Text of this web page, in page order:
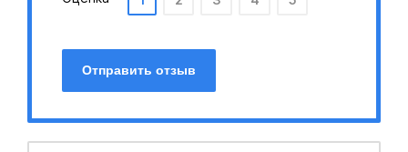
Отправить отзыв